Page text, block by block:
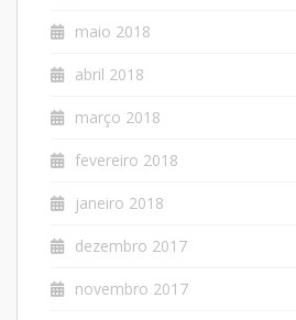
maio 2018
abril 2018
março 2018
fevereiro 2018
janeiro 2018
dezembro 2017
novembro 2017